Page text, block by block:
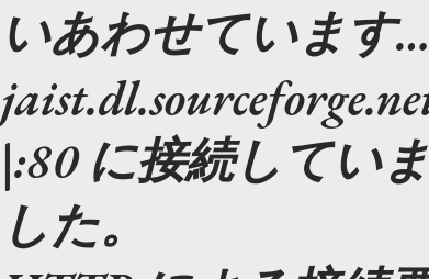
いあわせています
|:80 に接続してい
した。